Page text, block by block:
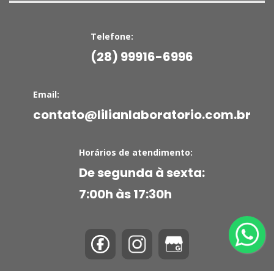
Telefone:
(28) 99916-6996
Email:
contato@lilianlaboratorio.com.br
Horários de atendimento:
De segunda à sexta:
7:00h às 17:30h